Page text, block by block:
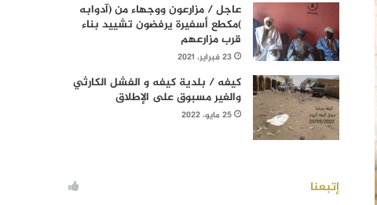
عاجل / مزارعون ووجهاء من (آدوابه
)مكطع أسفيرة يرفضون تشييد بناء
قرب مزارعهم
23 فبراير، 2021
كيفه / بلدية كيفه و الفشل الكارثي
والغير مسبوق على الإطلاق
25 مايو، 2022
إتبعنا